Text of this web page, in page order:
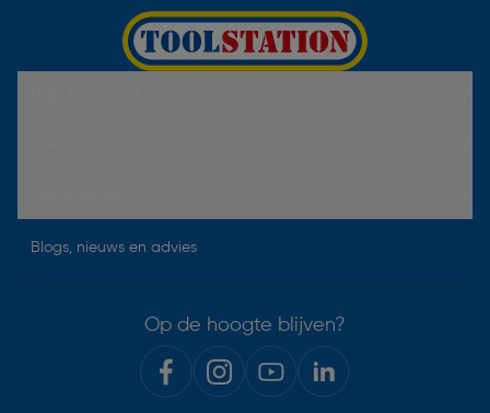
Blogs, nieuws en advies
Op de hoogte blijven?